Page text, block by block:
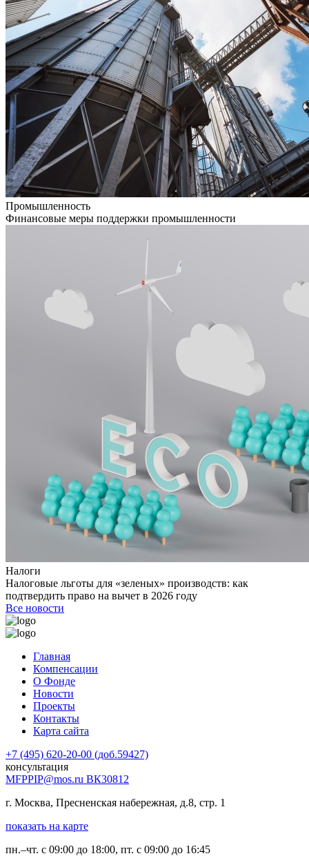
Промышленность
Финансовые меры поддержки промышленности
Налоги
Налоговые льготы для «зеленых» производств: как
подтвердить право на вычет в 2026 году
Все новости
Главная
Компенсации
О Фонде
Новости
Проекты
Контакты
Карта сайта
+7 (495) 620-20-00 (доб.59427)
консультация
MFPPIP@mos.ru ВК30812
г. Москва, Пресненская набережная, д.8, стр. 1
показать на карте
пн.–чт. с 09:00 до 18:00, пт. с 09:00 до 16:45